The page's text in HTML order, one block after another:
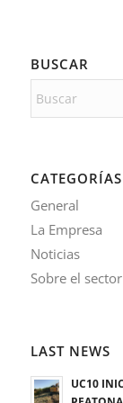
BUSCAR
CATEGORÍAS
General
La Empresa
Noticias
Sobre el sector
LAST NEWS
UC10